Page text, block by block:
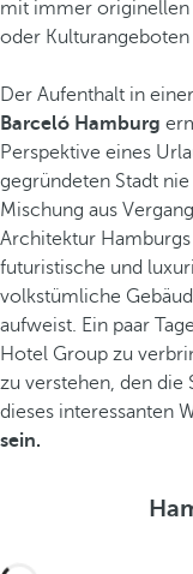
mit immer
oder
Der Aufenthalt in einer
Barceló Hamburg
Perspektive eines
gegründeten Stadt
Mischung aus
Architektur
futuristische und
volkstümliche
aufweist. Ein paar
Hotel Group zu
zu verstehen, den
dieses interessanten
sein.